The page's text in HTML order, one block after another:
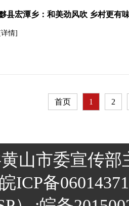
县宏潭乡：和美劲风吹 乡村更有
情]
首页 1 2
山市委宣传部
皖ICP备